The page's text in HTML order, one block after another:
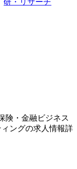
研・リサーチ
険・金融ビジネス
ングの求人情報詳